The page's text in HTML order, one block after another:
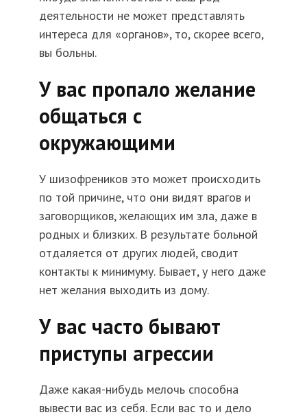
деятельности не может представлять
интереса для «органов», то, скорее всего,
вы больны.
У вас пропало желание
общаться с
окружающими
У шизофреников это может происходить
по той причине, что они видят врагов и
заговорщиков, желающих им зла, даже в
родных и близких. В результате больной
отдаляется от других людей, сводит
контакты к минимуму. Бывает, у него даже
нет желания выходить из дому.
У вас часто бывают
приступы агрессии
Даже какая-нибудь мелочь способна
вывести вас из себя. Если вас то и дело